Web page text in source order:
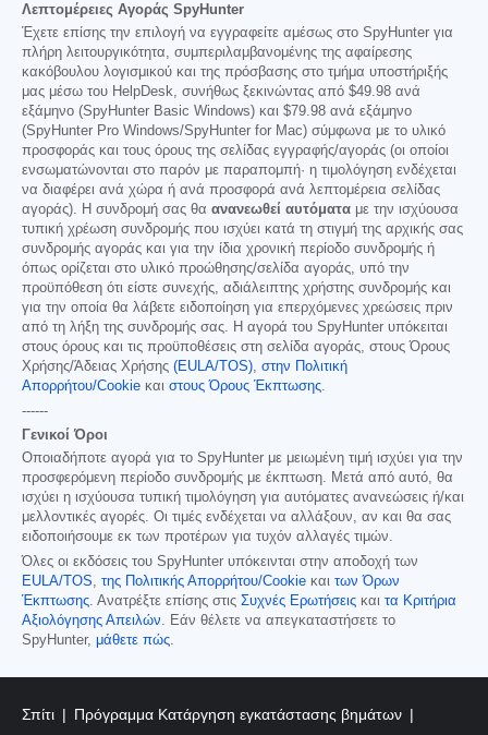
Λεπτομέρειες Αγοράς SpyHunter
Έχετε επίσης την επιλογή να εγγραφείτε αμέσως στο SpyHunter για
πλήρη λειτουργικότητα, συμπεριλαμβανομένης της αφαίρεσης
κακόβουλου λογισμικού και της πρόσβασης στο τμήμα υποστήριξής
μας μέσω του HelpDesk, συνήθως ξεκινώντας από $49.98 ανά
εξάμηνο (SpyHunter Basic Windows) και $79.98 ανά εξάμηνο
(SpyHunter Pro Windows/SpyHunter for Mac) σύμφωνα με το υλικό
προσφοράς και τους όρους της σελίδας εγγραφής/αγοράς (οι οποίοι
ενσωματώνονται στο παρόν με παραπομπή· η τιμολόγηση ενδέχεται
να διαφέρει ανά χώρα ή ανά προσφορά ανά λεπτομέρεια σελίδας
αγοράς). Η συνδρομή σας θα ανανεωθεί αυτόματα με την ισχύουσα
τυπική χρέωση συνδρομής που ισχύει κατά τη στιγμή της αρχικής σας
συνδρομής αγοράς και για την ίδια χρονική περίοδο συνδρομής ή
όπως ορίζεται στο υλικό προώθησης/σελίδα αγοράς, υπό την
προϋπόθεση ότι είστε συνεχής, αδιάλειπτης χρήστης συνδρομής και
για την οποία θα λάβετε ειδοποίηση για επερχόμενες χρεώσεις πριν
από τη λήξη της συνδρομής σας. Η αγορά του SpyHunter υπόκειται
στους όρους και τις προϋποθέσεις στη σελίδα αγοράς, στους Όρους
Χρήσης/Άδειας Χρήσης (EULA/TOS), στην Πολιτική
Απορρήτου/Cookie και στους Όρους Έκπτωσης.
------
Γενικοί Όροι
Οποιαδήποτε αγορά για το SpyHunter με μειωμένη τιμή ισχύει για την
προσφερόμενη περίοδο συνδρομής με έκπτωση. Μετά από αυτό, θα
ισχύει η ισχύουσα τυπική τιμολόγηση για αυτόματες ανανεώσεις ή/και
μελλοντικές αγορές. Οι τιμές ενδέχεται να αλλάξουν, αν και θα σας
ειδοποιήσουμε εκ των προτέρων για τυχόν αλλαγές τιμών.
Όλες οι εκδόσεις του SpyHunter υπόκεινται στην αποδοχή των
EULA/TOS, της Πολιτικής Απορρήτου/Cookie και των Όρων
Έκπτωσης. Ανατρέξτε επίσης στις Συχνές Ερωτήσεις και τα Κριτήρια
Αξιολόγησης Απειλών. Εάν θέλετε να απεγκαταστήσετε το
SpyHunter, μάθετε πώς.
Σπίτι Πρόγραμμα Κατάργηση εγκατάστασης βημάτων